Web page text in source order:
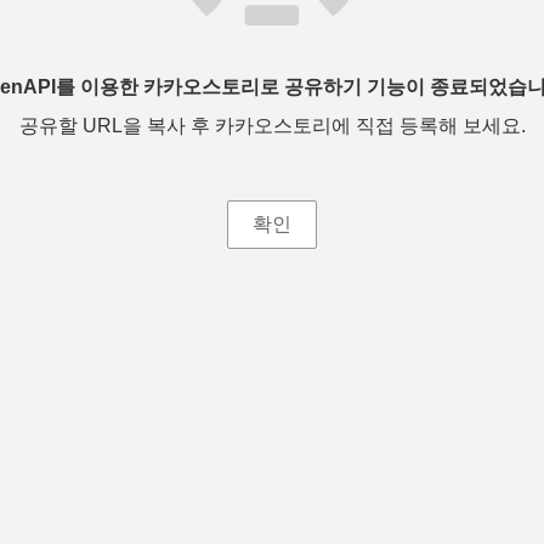
를 이용한 카카오스토리로 공유하기 기능이 종료되었습
공유할 URL을 복사 후 카카오스토리에 직접 등록해 보세요.
확인